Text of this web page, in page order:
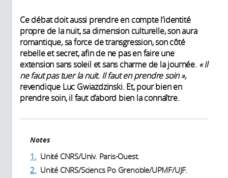
Ce débat doit aussi prendre en compte l’identité
propre de la nuit, sa dimension culturelle, son aura
romantique, sa force de transgression, son côté
rebelle et secret, afin de ne pas en faire une
extension sans soleil et sans charme de la journée. « Il
ne faut pas tuer la nuit. Il faut en prendre soin »,
revendique Luc Gwiazdzinski. Et, pour bien en
prendre soin, il faut d’abord bien la connaître.
Notes
1. Unité CNRS/Univ. Paris-Ouest.
2. Unité CNRS/Sciencs Po Grenoble/UPMF/UJF.